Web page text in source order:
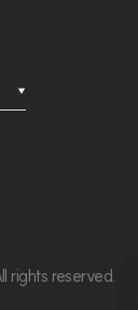
▼
reserved.